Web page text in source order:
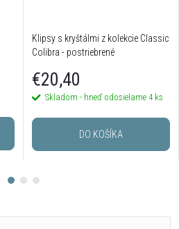
Klipsy s kryštálmi z kolekcie Classic
Colibra - postriebrené
€20,40
Skladom - hneď odosielame 4 ks
DO KOŠÍKA